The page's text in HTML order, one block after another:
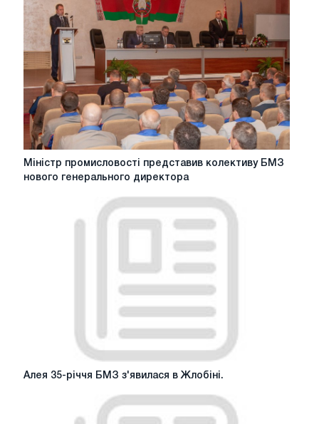
Міністр
Міністр промисловості представив колективу БМЗ
нового генерального директора
Алея
Алея 35-річчя БМЗ з'явилася в Жлобіні.